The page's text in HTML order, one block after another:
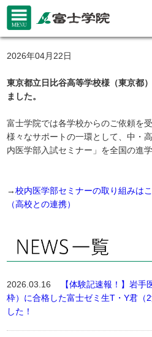
2026年04月22日
東京都立日比谷高等学校様（東京都
ました。
富士学院では各学校からのご依頼を
様々なサポートの一環として、中・
内医学部入試セミナー」を全国の進
→校内医学部セミナーの取り組みは
（高校との連携）
2026.03.16
【体験記速報！】岩
枠）に合格した富士ゼミ生T・Y君（
した！